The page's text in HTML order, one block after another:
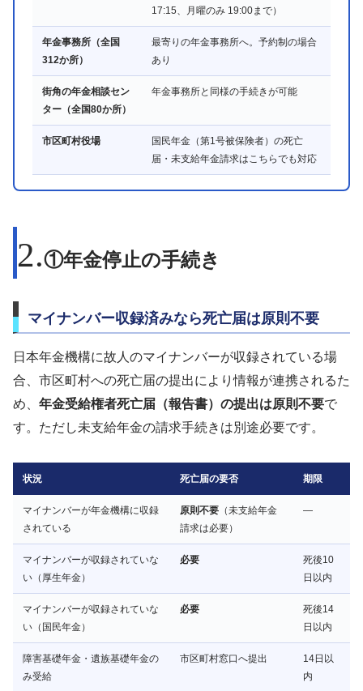
17:15、月曜のみ 19:00まで）
年金事務所（全国
312か所）
最寄りの年金事務所へ。予約制の場合
あり
街角の年金相談セン
ター（全国80か所）
年金事務所と同様の手続きが可能
市区町村役場
国民年金（第1号被保険者）の死亡
届・未支給年金請求はこちらでも対応
①年金停止の手続き
マイナンバー収録済みなら死亡届は原則不要
日本年金機構に故人のマイナンバーが収録されている場
合、市区町村への死亡届の提出により情報が連携されるた
め、 年金受給権者死亡届（報告書）の提出は原則不要で
す。ただし未支給年金の請求手続きは別途必要です。
状況 死亡届の要否 期限
マイナンバーが年金機構に収録
されている
原則不要 （未支給年金
請求は必要）
—
マイナンバーが収録されていな
い（厚生年金）
必要
死後10
日以内
マイナンバーが収録されていな
い（国民年金）
必要
死後14
日以内
障害基礎年金・遺族基礎年金の
み受給
市区町村窓口へ提出
14日以
内